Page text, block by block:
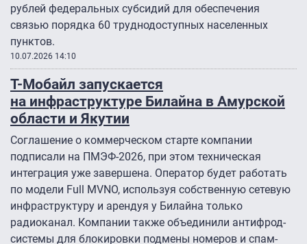
рублей федеральных субсидий для обеспечения
связью порядка 60 труднодоступных населенных
пунктов.
10.07.2026 14:10
Т-Мобайл запускается
на инфраструктуре Билайна в Амурской
области и Якутии
Соглашение о коммерческом старте компании
подписали на ПМЭФ-2026, при этом техническая
интеграция уже завершена. Оператор будет работать
по модели Full MVNO, используя собственную сетевую
инфраструктуру и арендуя у Билайна только
радиоканал. Компании также объединили антифрод-
системы для блокировки подмены номеров и спам-